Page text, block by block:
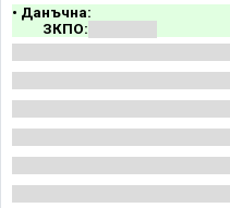
• Данъчна:
ЗКПО: